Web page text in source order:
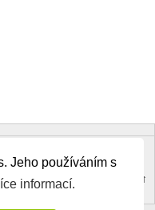
Jeho používáním s
informací.
© 2026.
Back to Top ↑